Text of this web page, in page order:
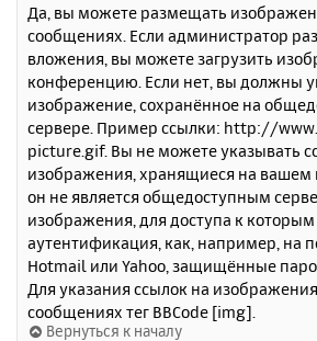
Да, вы можете размещать
сообщениях. Если администратор
вложения, вы можете загрузить
конференцию. Если нет, вы должны
изображение, сохранённое на
сервере. Пример ссылки: http://
picture.gif. Вы не можете указывать
изображения, хранящиеся на вашем
он не является общедоступным
изображения, для доступа к
аутентификация, как, например, на
Hotmail или Yahoo, защищённые
Для указания ссылок на
сообщениях тег BBCode [img].
Вернуться к началу